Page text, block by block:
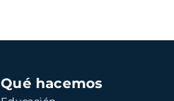
Qué hacemos